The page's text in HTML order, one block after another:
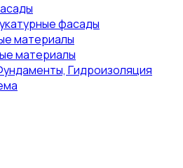
фасады
материалы
материалы
Гидроизоляция